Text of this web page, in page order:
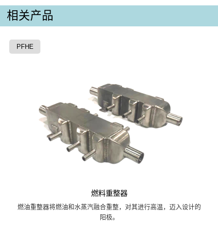
相关产品
PFHE
燃料重整器
燃油重整器将燃油和水蒸汽融合重整，对其进行高温，迈入设计的
阳极。